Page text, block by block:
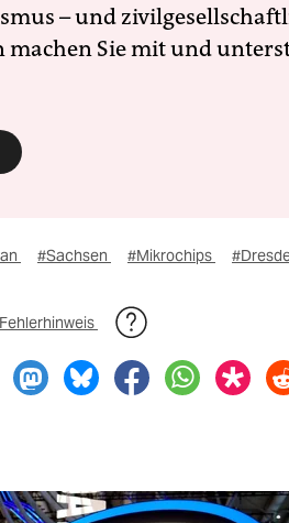
– und
machen Sie mit und
#Sachsen #Mikrochips
Fehlerhinweis